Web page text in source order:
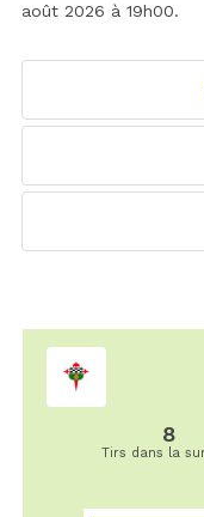
août 2026 à 19h00.
8
Tirs dans la